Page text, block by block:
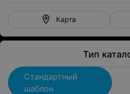
Карта
Тип
Стандартный
шаблон